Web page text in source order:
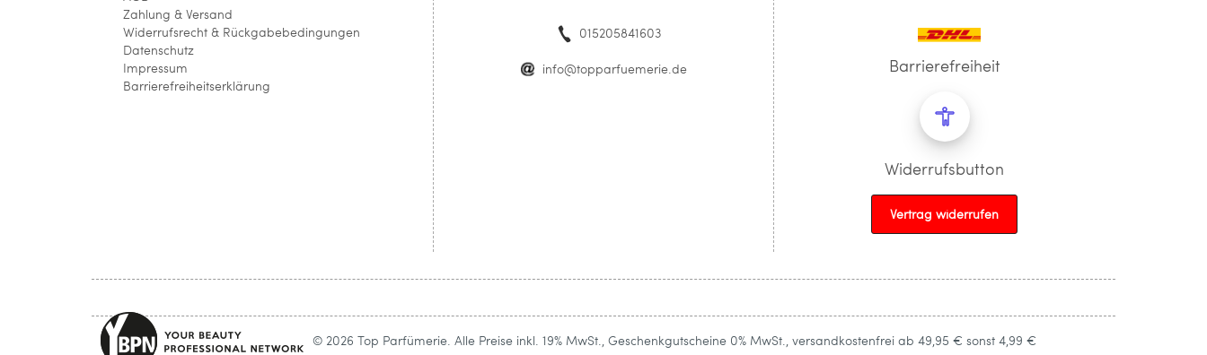
Zahlung & Versand
Widerrufsrecht & Rückgabebedingungen
Datenschutz
Impressum
Barrierefreiheitserklärung
015205841603
info@topparfuemerie.de Barrierefreiheit
Widerrufsbutton
Vertrag widerrufen
© 2026 Top Parfümerie. Alle Preise inkl. 19% MwSt., Geschenkgutscheine 0% MwSt., versandkostenfrei ab 49,95 € sonst 4,99 €